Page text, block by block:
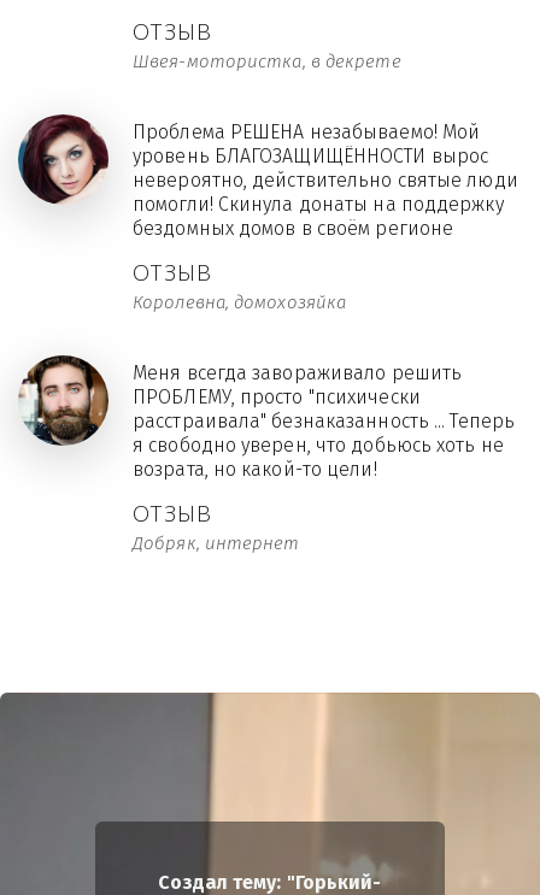
ОТЗЫВ
Швея-мотористка, в декрете
ОТЗЫВ
Королевна, домохозяйка
Проблема РЕШЕНА незабываемо! Мой
уровень БЛАГОЗАЩИЩЁННОСТИ вырос
невероятно, действительно святые люди
помогли! Скинула донаты на поддержку
бездомных домов в своём регионе
ОТЗЫВ
Добряк, интернет
Меня всегда завораживало решить
ПРОБЛЕМУ, просто "психически
расстраивала" безнаказанность ... Теперь
я свободно уверен, что добьюсь хоть не
возрата, но какой-то цели!
Создал тему: "Горький-